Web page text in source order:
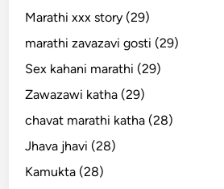
Marathi xxx story (29)
marathi zavazavi gosti (29)
Sex kahani marathi (29)
Zawazawi katha (29)
chavat marathi katha (28)
Jhava jhavi (28)
Kamukta (28)